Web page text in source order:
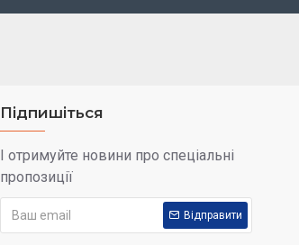
Підпишіться
І отримуйте новини про спеціальні
пропозиції
Відправити